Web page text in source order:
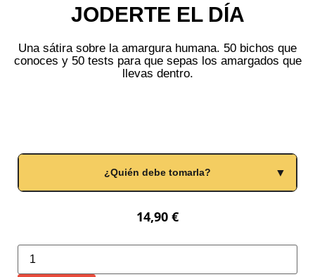
JODERTE EL DÍA
Una sátira sobre la amargura humana. 50 bichos que
conoces y 50 tests para que sepas los amargados que
llevas dentro.
¿Quién debe tomarla?
14,90 €